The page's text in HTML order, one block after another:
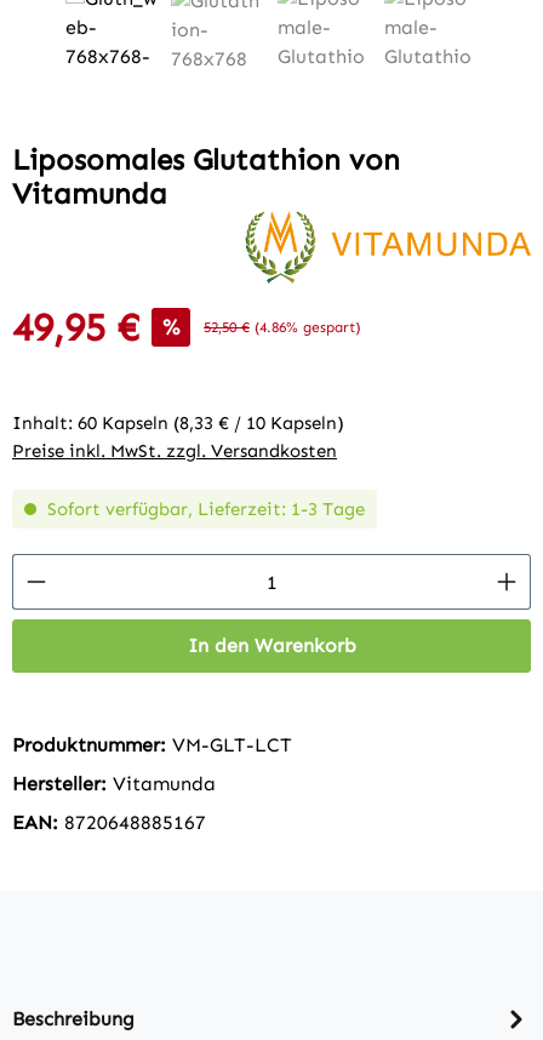
Liposomales Glutathion von
Vitamunda
Verkaufspreis:
49,95 € % Regulärer Preis:
52,50 € (4.86% gespart)
Inhalt: 60 Kapseln (8,33 € / 10 Kapseln)
Preise inkl. MwSt. zzgl. Versandkosten
Sofort verfügbar, Lieferzeit: 1-3 Tage
Produkt Anzahl: Gib den gewünschten
In den Warenkorb
Produktnummer: VM-GLT-LCT
Hersteller: Vitamunda
EAN: 8720648885167
Beschreibung